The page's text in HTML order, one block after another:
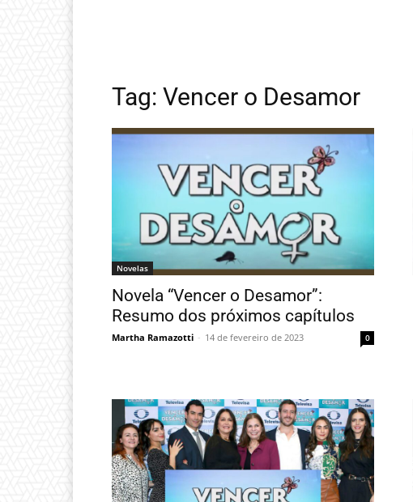
Tag: Vencer o Desamor
Novelas
Novela “Vencer o Desamor”:
Resumo dos próximos capítulos
Martha Ramazotti - 14 de fevereiro de 2023 0